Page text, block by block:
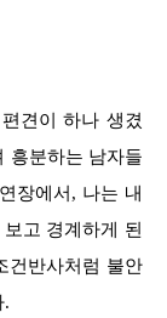
견이 하나 생겼
흥분하는 남자들
장에서, 나는 내
고 경계하게 된
건반사처럼 불안
.